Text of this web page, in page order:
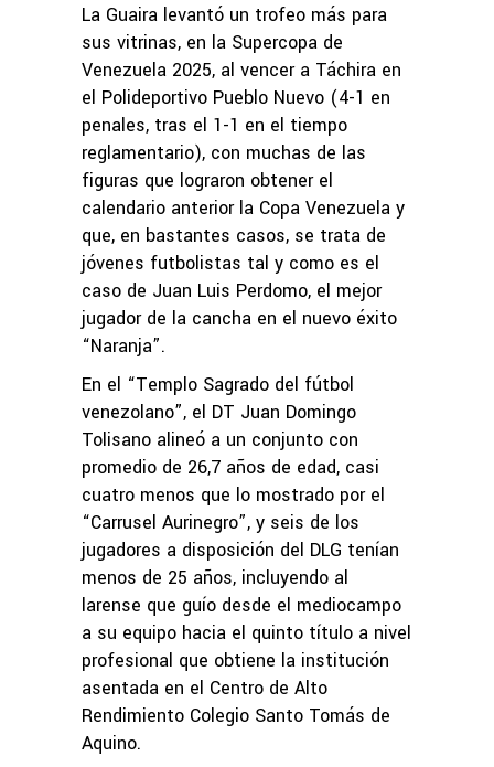
La Guaira levantó un trofeo más para
sus vitrinas, en la Supercopa de
Venezuela 2025, al vencer a Táchira en
el Polideportivo Pueblo Nuevo (4-1 en
penales, tras el 1-1 en el tiempo
reglamentario), con muchas de las
figuras que lograron obtener el
calendario anterior la Copa Venezuela y
que, en bastantes casos, se trata de
jóvenes futbolistas tal y como es el
caso de Juan Luis Perdomo, el mejor
jugador de la cancha en el nuevo éxito
“Naranja”.
En el “Templo Sagrado del fútbol
venezolano”, el DT Juan Domingo
Tolisano alineó a un conjunto con
promedio de 26,7 años de edad, casi
cuatro menos que lo mostrado por el
“Carrusel Aurinegro”, y seis de los
jugadores a disposición del DLG tenían
menos de 25 años, incluyendo al
larense que guío desde el mediocampo
a su equipo hacia el quinto título a nivel
profesional que obtiene la institución
asentada en el Centro de Alto
Rendimiento Colegio Santo Tomás de
Aquino.